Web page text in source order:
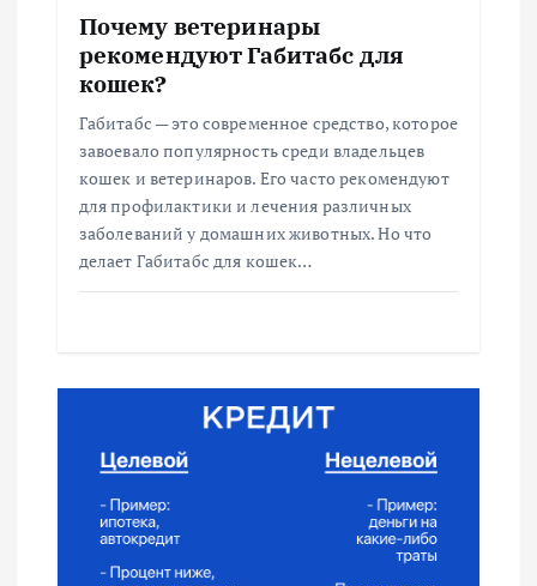
Почему ветеринары
рекомендуют Габитабс для
кошек?
Габитабс — это современное средство, которое
завоевало популярность среди владельцев
кошек и ветеринаров. Его часто рекомендуют
для профилактики и лечения различных
заболеваний у домашних животных. Но что
делает Габитабс для кошек…